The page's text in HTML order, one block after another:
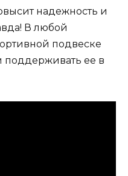
надежность и
В любой
подвеске
поддерживать ее в